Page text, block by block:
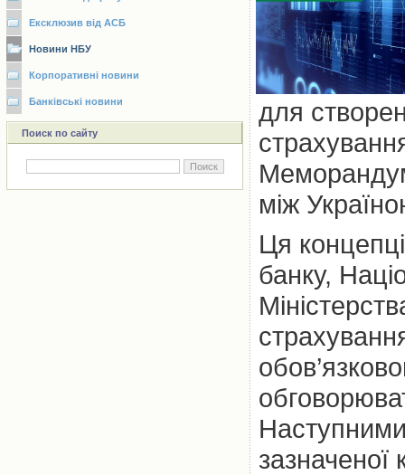
Ексклюзив від АСБ
Новини НБУ
Корпоративні новини
Банківські новини
Поиск по сайту
для
між
Ця
банку,
зазначеної